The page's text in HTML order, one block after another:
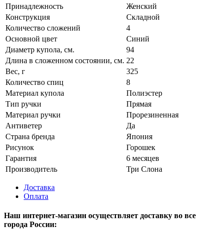
Принадлежность
Женский
Конструкция
Складной
Количество сложений
4
Основной цвет
Синий
Диаметр купола, см.
94
Длина в сложенном состоянии, см. 22
Вес, г
325
Количество спиц
8
Материал купола
Полиэстер
Тип ручки
Прямая
Материал ручки
Прорезиненная
Антиветер
Да
Страна бренда
Япония
Рисунок
Горошек
Гарантия
6 месяцев
Производитель
Три Слона
Доставка
Оплата
Наш интернет-магазин осуществляет доставку во все
города России: